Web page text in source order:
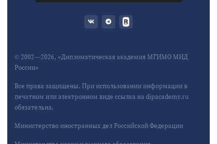
© 2002—2026, «Дипломатическая академия МГИМО МИД
России»
Все права защищены. При использовании информации в
печатном или электронном виде ссылка на dipacademy.ru
обязательна.
Министерство иностранных дел Российской Федерации